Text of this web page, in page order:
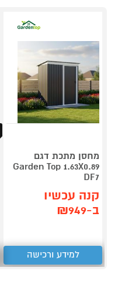
מחסן מתכת דגם
Garden Top 1.63X0.89
DF7
קנה עכשיו
ב-₪949
למידע ורכישה